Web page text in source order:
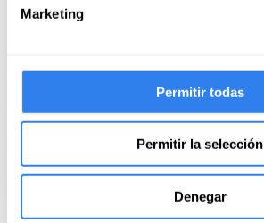
Marketing
Permitir todas
Permitir la selección
Denegar
Komplett
19 Sep · 15 tage